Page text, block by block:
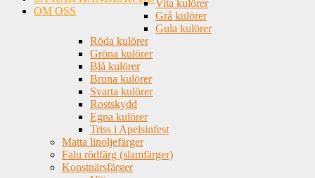
OM OSS
Vita kulörer
Grå kulörer
Gula kulörer
Röda kulörer
Gröna kulörer
Blå kulörer
Bruna kulörer
Svarta kulörer
Rostskydd
Egna kulörer
Triss i Apelsinfest
Matta linoljefärger
Falu rödfärg (slamfärger)
Konstnärsfärger